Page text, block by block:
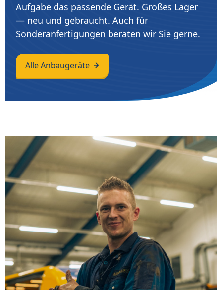
Aufgabe das passende Gerät. Großes Lager
— neu und gebraucht. Auch für
Sonderanfertigungen beraten wir Sie gerne.
Alle Anbaugeräte